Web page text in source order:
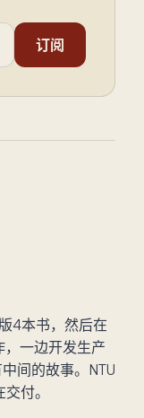
订阅
4本书，然后在
一边开发生产
间的故事。NTU
付。